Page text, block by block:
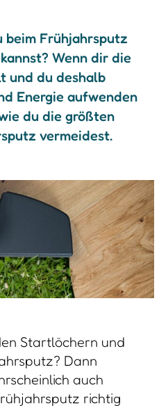
beim Frühjahrsputz
Wenn dir die
und du deshalb
Energie aufwenden
du die größten
vermeidest.
Startlöchern und
Dann
auch
richtig
wplink